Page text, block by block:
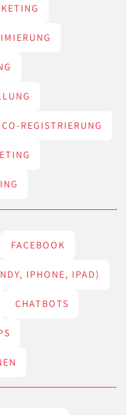
CO-REGISTRIERUNG
FACEBOOK
IPHONE, IPAD)
CHATBOTS